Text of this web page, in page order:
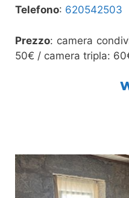
Telefono: 620542503
Prezzo: camera
50€ / camera tripla: